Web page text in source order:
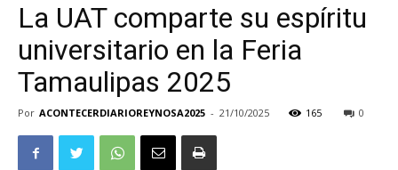
Diario
La UAT comparte su espíritu
universitario en la Feria
Tamaulipas 2025
Por ACONTECERDIARIOREYNOSA2025 - 21/10/2025 165 0